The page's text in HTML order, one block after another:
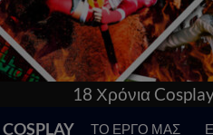
στην Ελλάδα!
ΤΟ ΕΡΓΟ ΜΑΣ